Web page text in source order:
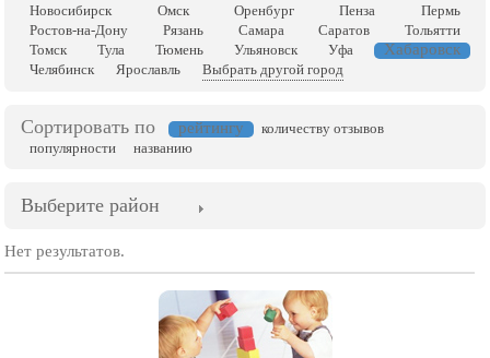
Новосибирск
Омск Оренбург Пенза
Пермь
Ростов-на-Дону
Рязань Самара Саратов
Тольятти
Томск
Тула Тюмень Ульяновск Уфа Хабаровск
Челябинск Ярославль Выбрать другой город
Сортировать по рейтингу
количеству отзывов
популярности
названию
Выберите район
Нет результатов.